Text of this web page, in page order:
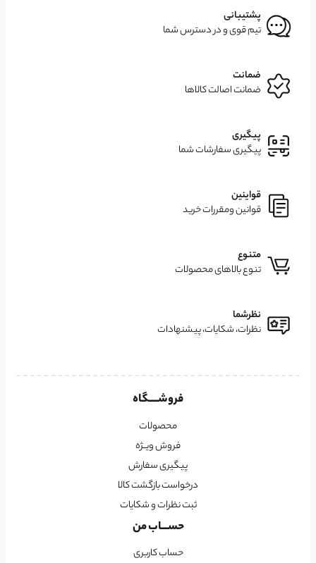
پشتیبانی
تیم قوی و در دسترس شما
ضمانت
ضمانت اصالت کالاها
پیگیری
پیگیری سفارشات شما
قواینین
قوانین ومقررات خرید
متنوع
تنوع بالاهای محصولات
نظرشما
نظرات، شکایات، پیشنهادات
فروشــــگاه
محصولات
فروش ویــژه
پیگیری سفارش
درخواست بازگشت کالا
ثبت نظرات و شکایات
حســـاب من
حساب کاربری